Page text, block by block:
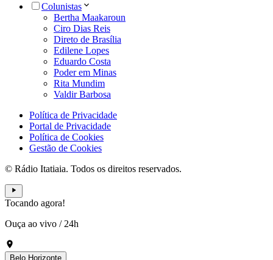
Colunistas
Bertha Maakaroun
Ciro Dias Reis
Direto de Brasília
Edilene Lopes
Eduardo Costa
Poder em Minas
Rita Mundim
Valdir Barbosa
Política de Privacidade
Portal de Privacidade
Política de Cookies
Gestão de Cookies
© Rádio Itatiaia. Todos os direitos reservados.
Tocando agora!
Ouça ao vivo / 24h
Belo Horizonte